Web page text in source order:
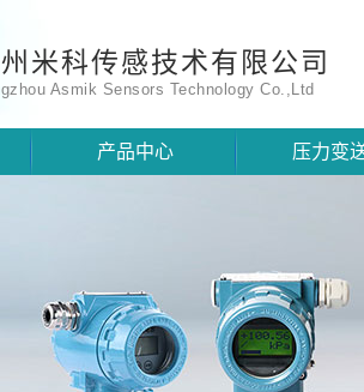
米科传感技术有限公司
Asmik Sensors Technology Co.,Ltd
产品中心 压力变